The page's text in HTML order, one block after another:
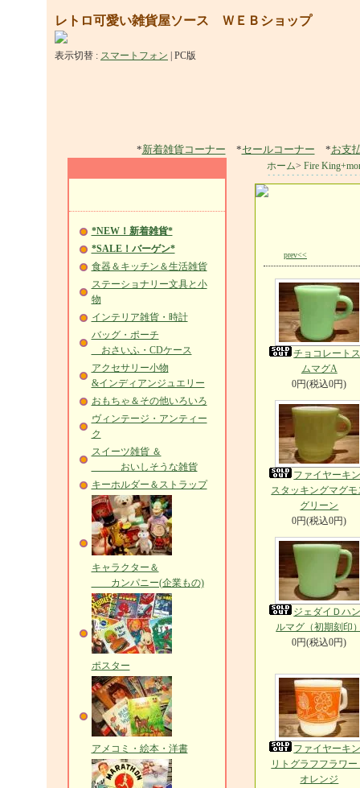
レトロ可愛い雑貨屋ソース ＷＥＢショップ
表示切替 : スマートフォン PC版
*新着雑貨コーナー *セールコーナー *お支
*NEW！新着雑貨*
*SALE！バーゲン*
食器＆キッチン＆生活雑貨
ステーショナリー文具と小
物
インテリア雑貨・時計
バッグ・ポーチ
おさいふ・CDケース
アクセサリー小物
&インディアンジュエリー
おもちゃ＆その他いろいろ
ヴィンテージ・アンティー
ク
スイーツ雑貨 ＆
おいしそうな雑貨
キーホルダー＆ストラップ
キャラクター＆
カンパニー(企業もの)
ポスター
アメコミ・絵本・洋書
ホーム> Fire
prev<<
チョコレート
ムマグA
0円(税込0円)
ファイヤーキ
スタッキングマグモ
グリーン
0円(税込0円)
ジェダイＤハ
ルマグ（初期刻印
0円(税込0円)
ファイヤーキ
リトグラフフラワ
オレンジ